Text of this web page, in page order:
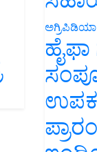
ಅಗ್ರಿಪಿಡಿಯಾ